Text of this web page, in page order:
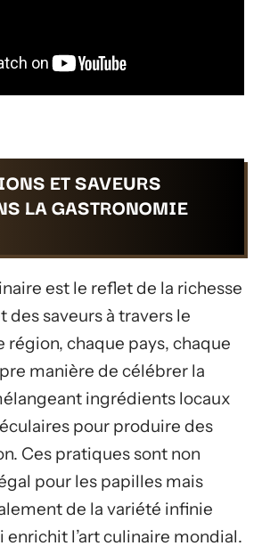
ET SAVEURS
LA GASTRONOMIE
est le reflet de la richesse
des saveurs à travers le
région, chaque pays, chaque
manière de célébrer la
ingrédients locaux
pour produire des
Ces pratiques sont non
pour les papilles mais
de la variété infinie
enrichit l’art culinaire mondial.